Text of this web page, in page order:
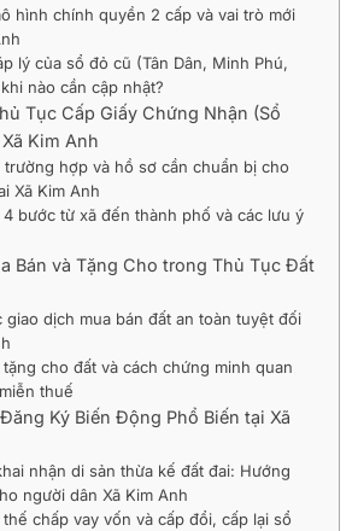
hình chính quyền 2 cấp và vai trò mới
lý của sổ đỏ cũ (Tân Dân, Minh Phú,
nào cần cập nhật?
Tục Cấp Giấy Chứng Nhận (Sổ
Kim Anh
trường hợp và hồ sơ cần chuẩn bị cho
Xã Kim Anh
bước từ xã đến thành phố và các lưu ý
Bán và Tặng Cho trong Thủ Tục Đất
giao dịch mua bán đất an toàn tuyệt đối
cho đất và cách chứng minh quan
thuế
Ký Biến Động Phổ Biến tại Xã
nhận di sản thừa kế đất đai: Hướng
người dân Xã Kim Anh
chấp vay vốn và cấp đổi, cấp lại sổ